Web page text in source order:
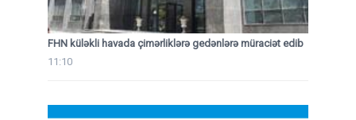
FHN küləkli havada çimərliklərə gedənlərə müraciət edib
11:10